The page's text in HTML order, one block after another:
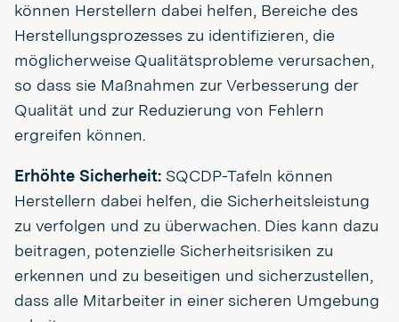
können Herstellern dabei helfen, Bereiche des
Herstellungsprozesses zu identifizieren, die
möglicherweise Qualitätsprobleme verursachen,
so dass sie Maßnahmen zur Verbesserung der
Qualität und zur Reduzierung von Fehlern
ergreifen können.
Erhöhte Sicherheit: SQCDP-Tafeln können
Herstellern dabei helfen, die Sicherheitsleistung
zu verfolgen und zu überwachen. Dies kann dazu
beitragen, potenzielle Sicherheitsrisiken zu
erkennen und zu beseitigen und sicherzustellen,
dass alle Mitarbeiter in einer sicheren Umgebung